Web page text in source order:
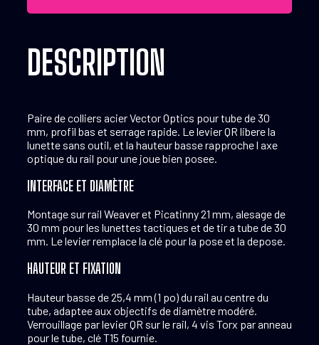
DESCRIPTION
Paire de colliers acier Vector Optics pour tube de 30
mm, profil bas et serrage rapide. Le levier QR libere la
lunette sans outil, et la hauteur basse rapproche l axe
optique du rail pour une joue bien posee.
INTERFACE ET DIAMÈTRE
Montage sur rail Weaver et Picatinny 21 mm, alesage de
30 mm pour les lunettes tactiques et de tir a tube de 30
mm. Le levier remplace la clé pour la pose et la depose.
HAUTEUR ET FIXATION
Hauteur basse de 25,4 mm (1 po) du rail au centre du
tube, adaptee aux objectifs de diamètre modéré.
Verrouillage par levier QR sur le rail, 4 vis Torx par anneau
pour le tube, clé T15 fournie.